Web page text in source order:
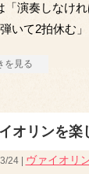
「演奏しなけ
弾いて2拍休む
を見る
オリンを楽
24 | ヴァイオリ